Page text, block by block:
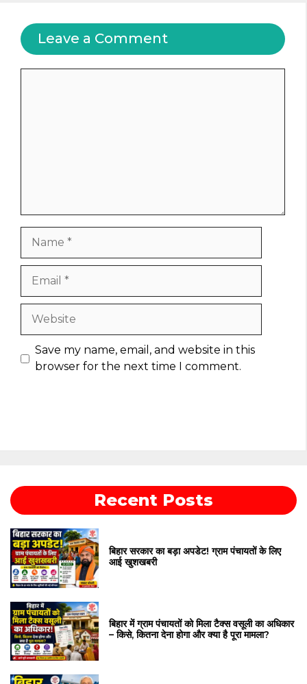
Leave a Comment
Website
Save my name, email, and website in this
browser for the next time I comment.
Recent Posts
बिहार सरकार का बड़ा अपडेट! ग्राम पंचायतों के लिए
आई खुशखबरी
बिहार में ग्राम पंचायतों को मिला टैक्स वसूली का अधिकार
– किसे, कितना देना होगा और क्या है पूरा मामला?